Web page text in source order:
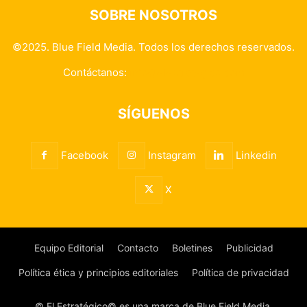
SOBRE NOSOTROS
©2025. Blue Field Media. Todos los derechos reservados.
Contáctanos:
SÍGUENOS
Facebook Instagram Linkedin
X
Equipo Editorial Contacto Boletines Publicidad
Política ética y principios editoriales Política de privacidad